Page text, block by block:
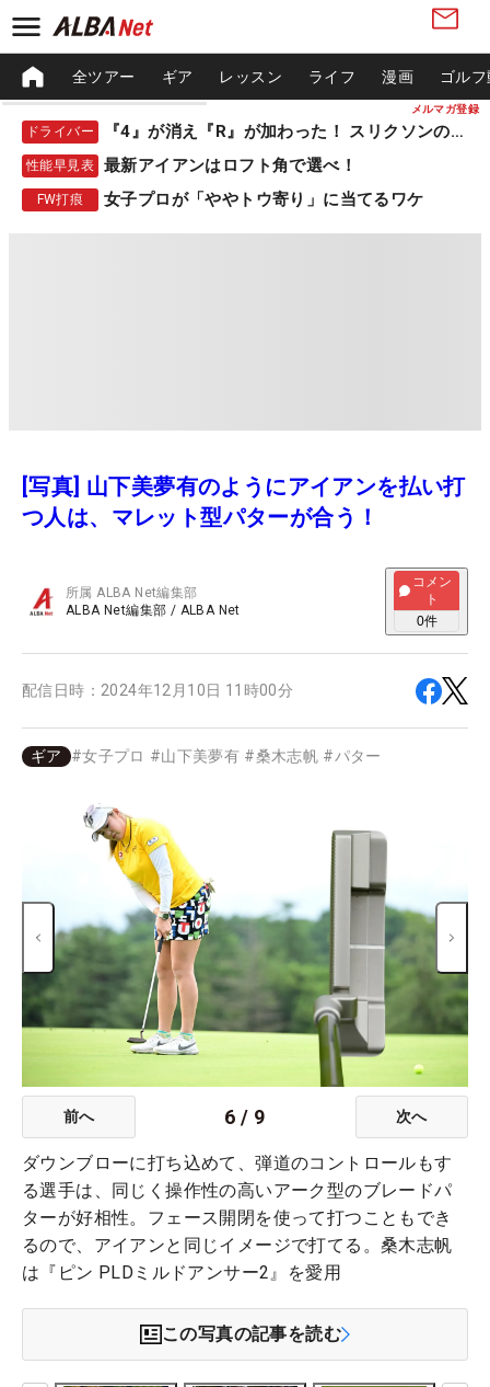
メルマガ登録
全ツアー ギア レッスン ライフ 漫画 ゴル
ドライバー 『4』が消え『R』が加わった！ スリクソンの新作
性能早見表 最新アイアンはロフト角で選べ！
FW打痕 女子プロが「ややトウ寄り」に当てるワケ
[写真] 山下美夢有のようにアイアンを払い打
つ人は、マレット型パターが合う！
所属ALBA Net編集部
ALBA Net編集部 / ALBA Net
コメン
ト
0件
配信日時： 2024年12月10日 11時00分
ギア #女子プロ #山下美夢有 #桑木志帆 #パター
前へ 6 / 9 次へ
ダウンブローに打ち込めて、弾道のコントロールもす
る選手は、同じく操作性の高いアーク型のブレードパ
ターが好相性。フェース開閉を使って打つこともでき
るので、アイアンと同じイメージで打てる。桑木志帆
は『ピン PLDミルドアンサー2』を愛用
この写真の記事を読む